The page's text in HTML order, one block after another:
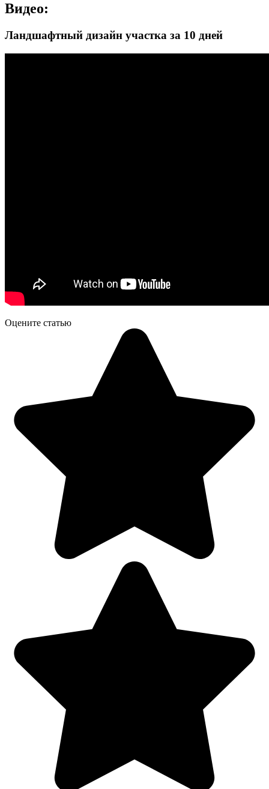
Видео:
Ландшафтный дизайн участка за 10 дней
Оцените статью